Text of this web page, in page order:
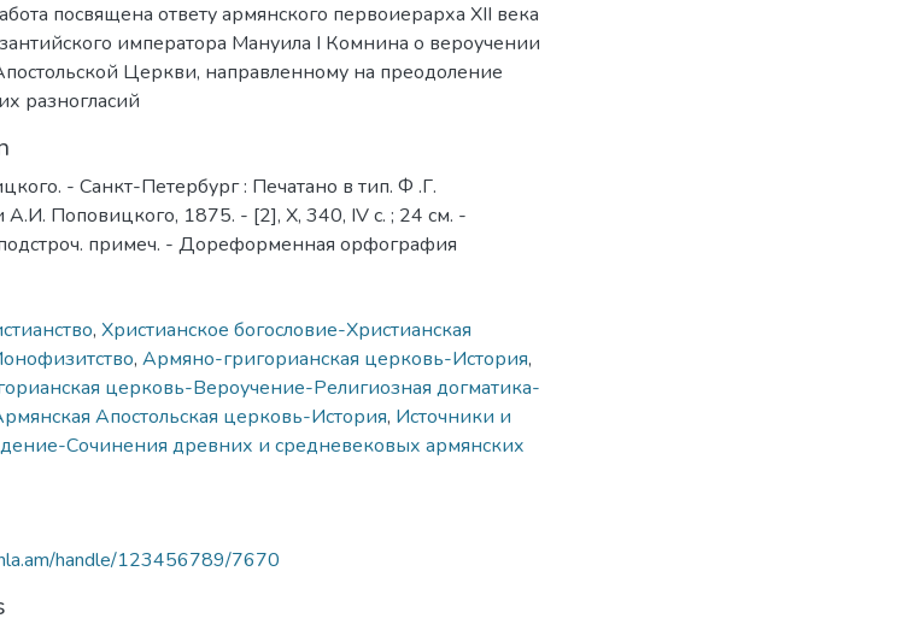
посвящена ответу армянского первоиерарха XII века
императора Мануила I Комнина о вероучении
Церкви, направленному на преодоление
разногласий
- Санкт-Петербург : Печатано в тип. Ф .Г.
А.И. Поповицкого, 1875. - [2], X, 340, IV с. ; 24 см. -
примеч. - Дореформенная орфография
, Христианское богословие-Христианская
, Армяно-григорианская церковь-История,
церковь-Вероучение-Религиозная догматика-
Апостольская церковь-История, Источники и
Сочинения древних и средневековых армянских
handle/123456789/7670